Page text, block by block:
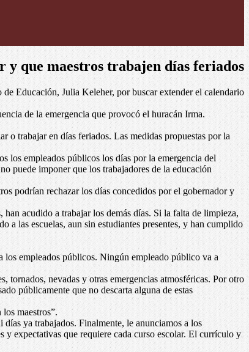
y que maestros trabajen días feriados
Educación, Julia Keleher, por buscar extender el calendario
de la emergencia que provocó el huracán Irma.
o trabajar en días feriados. Las medidas propuestas por la
los empleados públicos los días por la emergencia del
puede imponer que los trabajadores de la educación
podrían rechazar los días concedidos por el gobernador y
acudido a trabajar los demás días. Si la falta de limpieza,
a las escuelas, aun sin estudiantes presentes, y han cumplido
los empleados públicos. Ningún empleado público va a
tornados, nevadas y otras emergencias atmosféricas. Por otro
públicamente que no descarta alguna de estas
maestros”.
ya trabajados. Finalmente, le anunciamos a los
y expectativas que requiere cada curso escolar. El currículo y